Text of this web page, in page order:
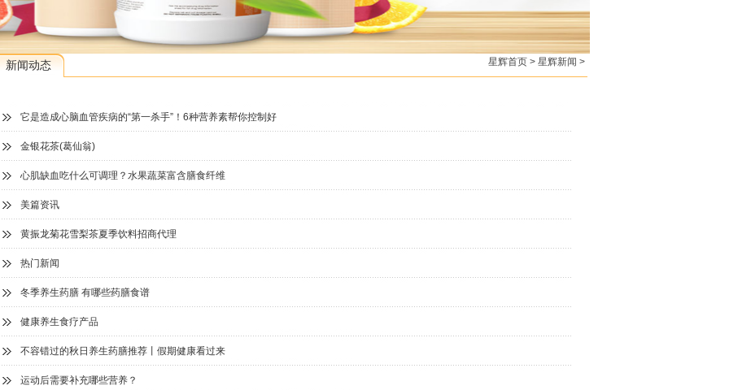
新闻动态 星辉首页 > 星辉新闻 >
它是造成心脑血管疾病的“第一杀手”！6种营养素帮你控制好
金银花茶(葛仙翁)
心肌缺血吃什么可调理？水果蔬菜富含膳食纤维
美篇资讯
黄振龙菊花雪梨茶夏季饮料招商代理
热门新闻
冬季养生药膳 有哪些药膳食谱
健康养生食疗产品
不容错过的秋日养生药膳推荐丨假期健康看过来
运动后需要补充哪些营养？